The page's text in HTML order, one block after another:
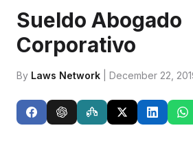
Sueldo Abogado
Corporativo
By Laws Network | December 22,